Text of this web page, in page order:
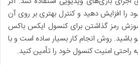
را افزایش دهید و کنترل بهتری بر روی آن
رمز گذاشتن برای کنسول ایکس باکس
روش انجام کار بسیار ساده است و با
راحتی امنیت کنسول خود را تأمین کنید.